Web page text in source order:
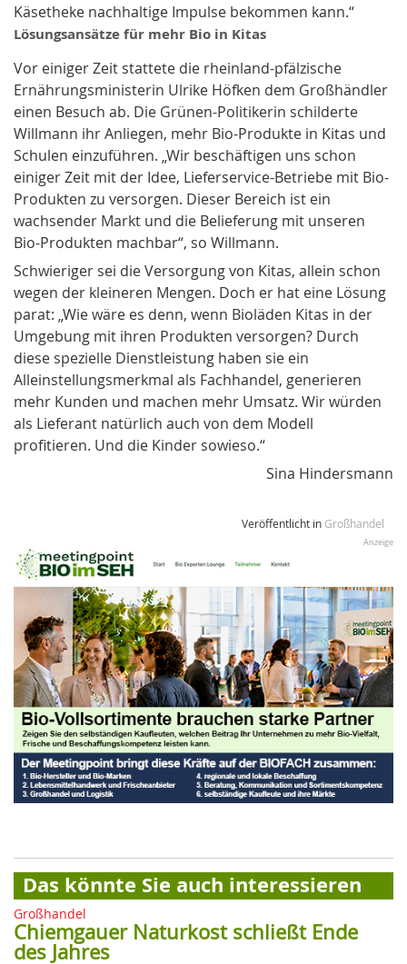
Käsetheke nachhaltige Impulse bekommen kann.“
Lösungsansätze für mehr Bio in Kitas
Vor einiger Zeit stattete die rheinland-pfälzische
Ernährungsministerin Ulrike Höfken dem Großhändler
einen Besuch ab. Die Grünen-Politikerin schilderte
Willmann ihr Anliegen, mehr Bio-Produkte in Kitas und
Schulen einzuführen. „Wir beschäftigen uns schon
einiger Zeit mit der Idee, Lieferservice-Betriebe mit Bio-
Produkten zu versorgen. Dieser Bereich ist ein
wachsender Markt und die Belieferung mit unseren
Bio-Produkten machbar“, so Willmann.
Schwieriger sei die Versorgung von Kitas, allein schon
wegen der kleineren Mengen. Doch er hat eine Lösung
parat: „Wie wäre es denn, wenn Bioläden Kitas in der
Umgebung mit ihren Produkten versorgen? Durch
diese spezielle Dienstleistung haben sie ein
Alleinstellungsmerkmal als Fachhandel, generieren
mehr Kunden und machen mehr Umsatz. Wir würden
als Lieferant natürlich auch von dem Modell
profitieren. Und die Kinder sowieso.“
Sina Hindersmann
Veröffentlicht in Großhandel
Anzeige
Das könnte Sie auch interessieren
Großhandel
Chiemgauer Naturkost schließt Ende
des Jahres